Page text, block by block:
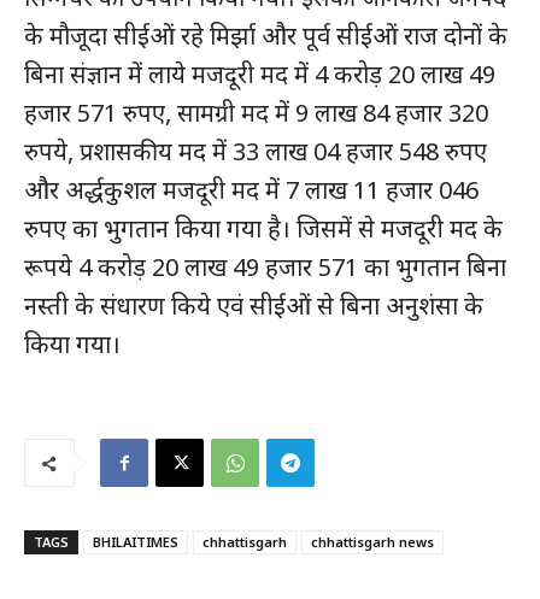
SUBSCRIBE NOW
क्विक लिंक्स
मुख्य पेज
के मौजूदा सीईओं रहे मिर्झा और पूर्व सीईओं राज दोनों के
बिना संज्ञान में लाये मजदूरी मद में 4 करोड़ 20 लाख 49
हजार 571 रुपए, सामग्री मद में 9 लाख 84 हजार 320
रुपये, प्रशासकीय मद में 33 लाख 04 हजार 548 रुपए
और अर्द्धकुशल मजदूरी मद में 7 लाख 11 हजार 046
रुपए का भुगतान किया गया है। जिसमें से मजदूरी मद के
रूपये 4 करोड़ 20 लाख 49 हजार 571 का भुगतान बिना
नस्ती के संधारण किये एवं सीईओं से बिना अनुशंसा के
किया गया।
TAGS BHILAITIMES chhattisgarh chhattisgarh news